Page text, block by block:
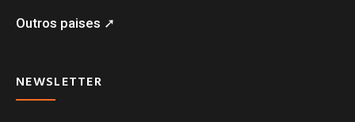
Outros paises ➚
NEWSLETTER